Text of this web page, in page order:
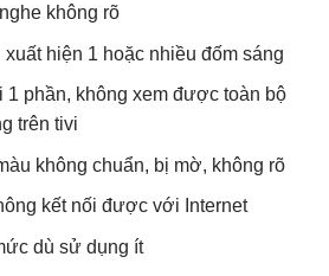
không rõ
hiện 1 hoặc nhiều đốm sáng
1 phần, không xem được toàn bộ
trên tivi
không chuẩn, bị mờ, không rõ
kết nối được với Internet
dù sử dụng ít